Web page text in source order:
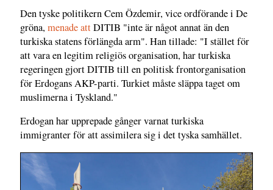
Den tyske politikern Cem Özdemir, vice ordförande i De
gröna,menade attDITIB "inte är något annat än den
turkiska statens förlängda arm". Han tillade: "I stället för
att vara en legitim religiös organisation, har turkiska
regeringen gjort DITIB till en politisk frontorganisation
för Erdogans AKP-parti. Turkiet måste släppa taget om
muslimerna i Tyskland."
Erdogan har upprepade gånger varnat turkiska
immigranter för att assimilera sig i det tyska samhället.